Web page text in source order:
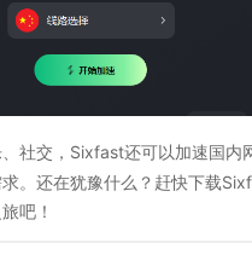
社交，Sixfast还可以加速国
。还在犹豫什么？赶快下载
吧！